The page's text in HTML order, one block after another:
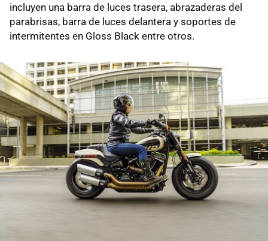
incluyen una barra de luces trasera, abrazaderas del
parabrisas, barra de luces delantera y soportes de
intermitentes en Gloss Black entre otros.